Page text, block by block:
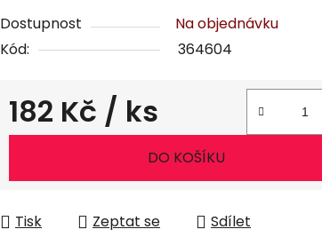
Dostupnost
Na objednávku
Kód:
364604
182 Kč / ks
Měrná cena:
DO KOŠÍKU
Tisk Zeptat se Sdílet